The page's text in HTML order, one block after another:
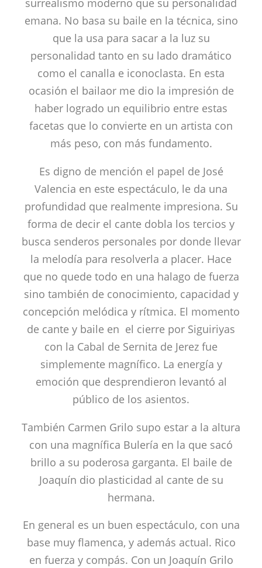
surrealismo moderno que su personalidad
emana. No basa su baile en la técnica, sino
que la usa para sacar a la luz su
personalidad tanto en su lado dramático
como el canalla e iconoclasta. En esta
ocasión el bailaor me dio la impresión de
haber logrado un equilibrio entre estas
facetas que lo convierte en un artista con
más peso, con más fundamento.
Es digno de mención el papel de José
Valencia en este espectáculo, le da una
profundidad que realmente impresiona. Su
forma de decir el cante dobla los tercios y
busca senderos personales por donde llevar
la melodía para resolverla a placer. Hace
que no quede todo en una halago de fuerza
sino también de conocimiento, capacidad y
concepción melódica y rítmica. El momento
de cante y baile en el cierre por Siguiriyas
con la Cabal de Sernita de Jerez fue
simplemente magnífico. La energía y
emoción que desprendieron levantó al
público de los asientos.
También Carmen Grilo supo estar a la altura
con una magnífica Bulería en la que sacó
brillo a su poderosa garganta. El baile de
Joaquín dio plasticidad al cante de su
hermana.
En general es un buen espectáculo, con una
base muy flamenca, y además actual. Rico
en fuerza y compás. Con un Joaquín Grilo